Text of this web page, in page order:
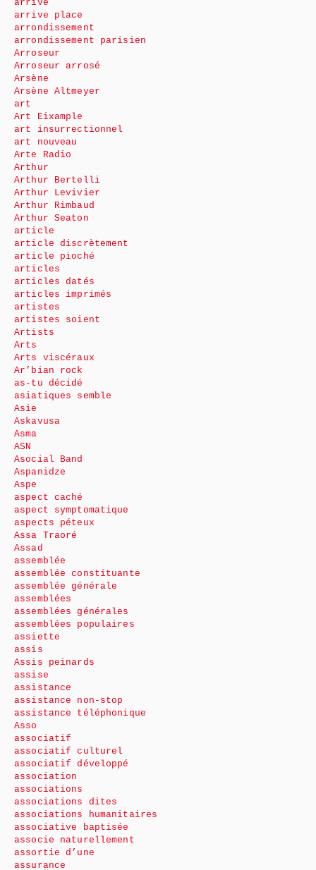
arrivé
arrive place
arrondissement
arrondissement parisien
Arroseur
Arroseur arrosé
Arsène
Arsène Altmeyer
art
Art Eixample
art insurrectionnel
art nouveau
Arte Radio
Arthur
Arthur Bertelli
Arthur Levivier
Arthur Rimbaud
Arthur Seaton
article
article discrètement
article pioché
articles
articles datés
articles imprimés
artistes
artistes soient
Artists
Arts
Arts viscéraux
Ar’bian rock
as-tu décidé
asiatiques semble
Asie
Askavusa
Asma
ASN
Asocial Band
Aspanidze
Aspe
aspect caché
aspect symptomatique
aspects péteux
Assa Traoré
Assad
assemblée
assemblée constituante
assemblée générale
assemblées
assemblées générales
assemblées populaires
assiette
assis
Assis peinards
assise
assistance
assistance non-stop
assistance téléphonique
Asso
associatif
associatif culturel
associatif développé
association
associations
associations dites
associations humanitaires
associative baptisée
associe naturellement
assortie d’une
assurance